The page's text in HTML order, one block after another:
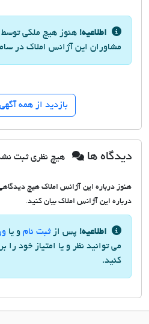
اطلاعیه! هنوز هیچ ملکی توسط
مشاوران این آژانس املاک در
بازدید از همه
دیدگاه ها هیچ نظری ثبت
هنوز درباره این آژانس املاک هیچ
درباره این آژانس املاک بیان کنید.
اطلاعیه! پس ازثبت نام و یا
می توانید نظر و یا امتیاز خود
کنید.